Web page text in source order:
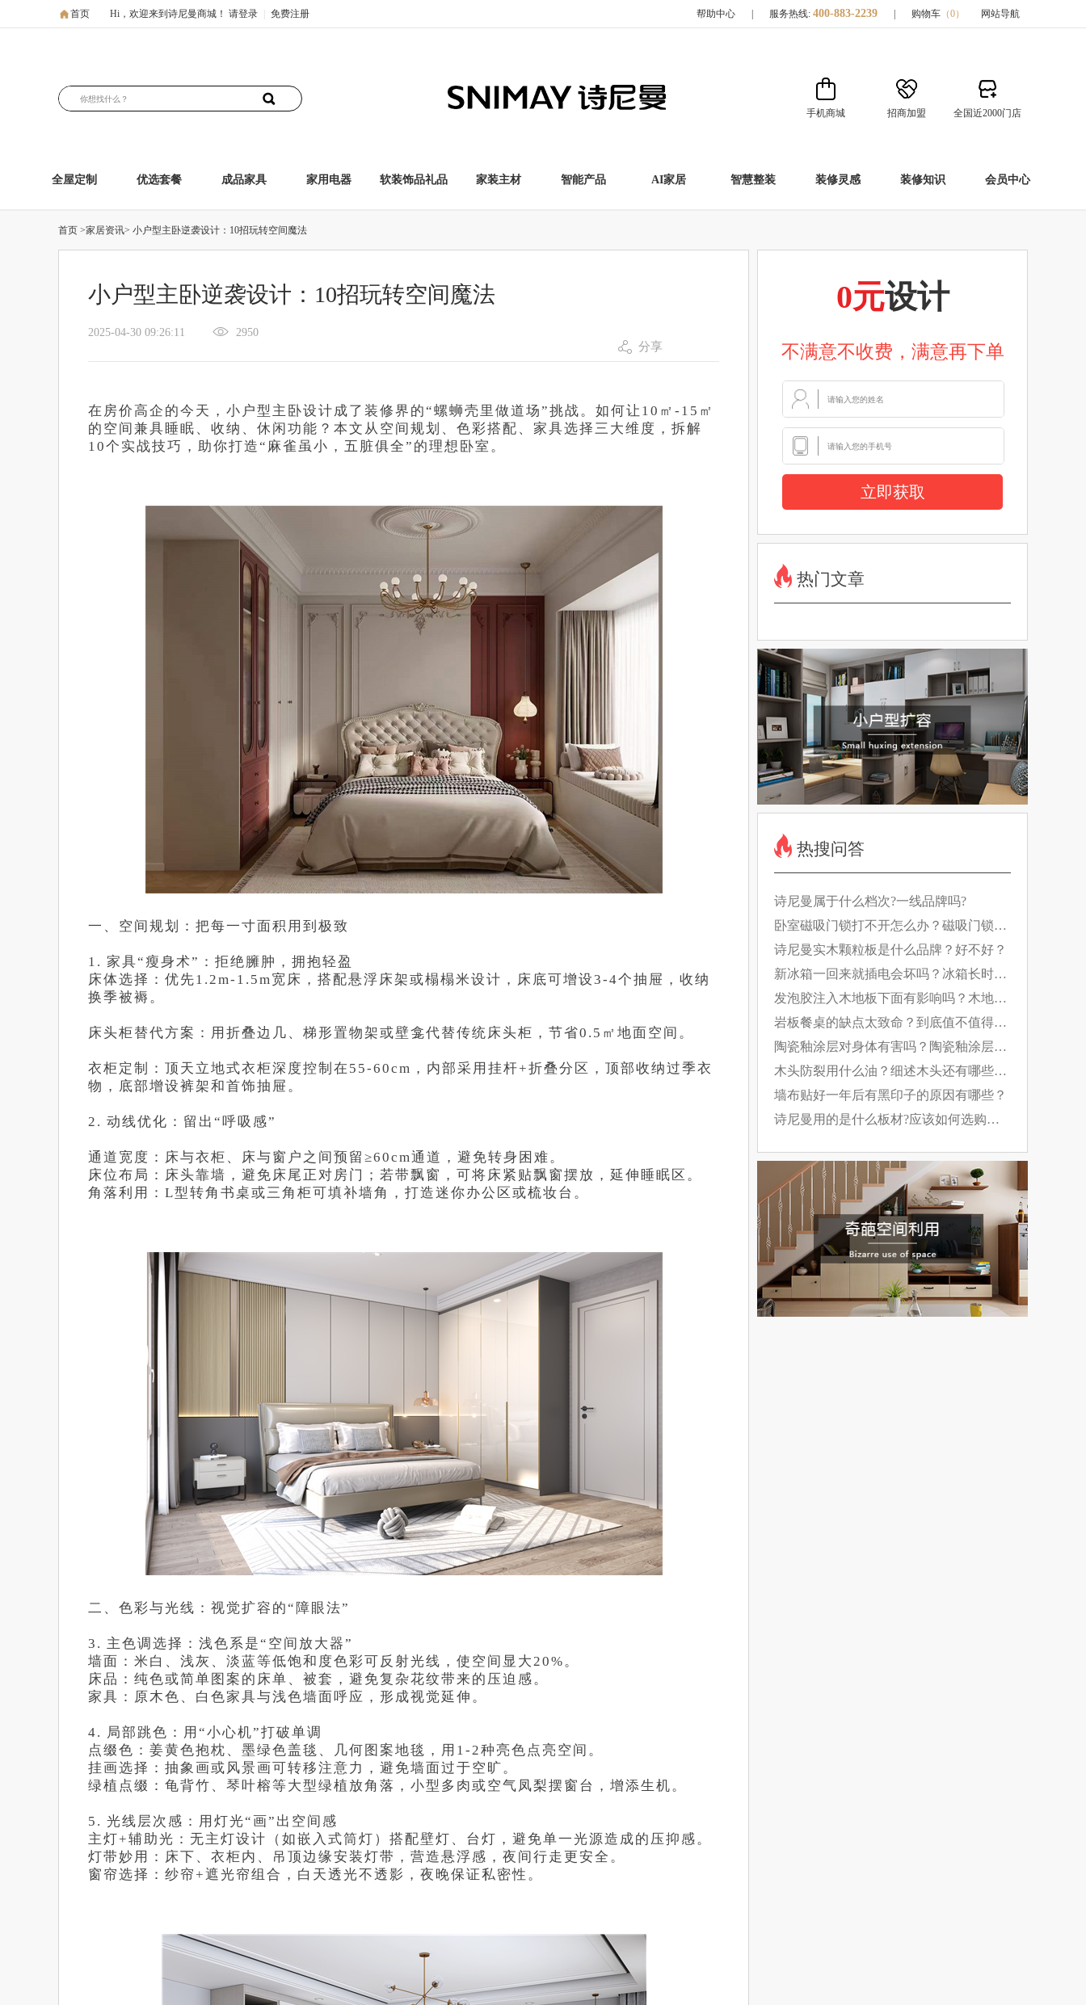
首页 Hi，欢迎来到诗尼曼商城！ 请登录 免费注册 帮助中心 服务热线: 400-883-2239 购物车 （0） 网站导航
手机商城 招商加盟 全国近2000门店
全屋定制 优选套餐 成品家具 家用电器 软装饰品礼品 家装主材 智能产品 AI家居 智慧整装 装修灵感 装修知识 会员中心
首页 >家居资讯> 小户型主卧逆袭设计：10招玩转空间魔法
小户型主卧逆袭设计：10招玩转空间魔法
2025-04-30 09:26:11 2950
分享
在房价高企的今天，小户型主卧设计成了装修界的“螺蛳壳里做道场”挑战。如何让10㎡-15㎡
的空间兼具睡眠、收纳、休闲功能？本文从空间规划、色彩搭配、家具选择三大维度，拆解
10个实战技巧，助你打造“麻雀虽小，五脏俱全”的理想卧室。
一、空间规划：把每一寸面积用到极致
1. 家具“瘦身术”：拒绝臃肿，拥抱轻盈
床体选择：优先1.2m-1.5m宽床，搭配悬浮床架或榻榻米设计，床底可增设3-4个抽屉，收纳
换季被褥。
床头柜替代方案：用折叠边几、梯形置物架或壁龛代替传统床头柜，节省0.5㎡地面空间。
衣柜定制：顶天立地式衣柜深度控制在55-60cm，内部采用挂杆+折叠分区，顶部收纳过季衣
物，底部增设裤架和首饰抽屉。
2. 动线优化：留出“呼吸感”
通道宽度：床与衣柜、床与窗户之间预留≥60cm通道，避免转身困难。
床位布局：床头靠墙，避免床尾正对房门；若带飘窗，可将床紧贴飘窗摆放，延伸睡眠区。
角落利用：L型转角书桌或三角柜可填补墙角，打造迷你办公区或梳妆台。
二、色彩与光线：视觉扩容的“障眼法”
3. 主色调选择：浅色系是“空间放大器”
墙面：米白、浅灰、淡蓝等低饱和度色彩可反射光线，使空间显大20%。
床品：纯色或简单图案的床单、被套，避免复杂花纹带来的压迫感。
家具：原木色、白色家具与浅色墙面呼应，形成视觉延伸。
4. 局部跳色：用“小心机”打破单调
点缀色：姜黄色抱枕、墨绿色盖毯、几何图案地毯，用1-2种亮色点亮空间。
挂画选择：抽象画或风景画可转移注意力，避免墙面过于空旷。
绿植点缀：龟背竹、琴叶榕等大型绿植放角落，小型多肉或空气凤梨摆窗台，增添生机。
5. 光线层次感：用灯光“画”出空间感
主灯+辅助光：无主灯设计（如嵌入式筒灯）搭配壁灯、台灯，避免单一光源造成的压抑感。
灯带妙用：床下、衣柜内、吊顶边缘安装灯带，营造悬浮感，夜间行走更安全。
窗帘选择：纱帘+遮光帘组合，白天透光不透影，夜晚保证私密性。
0元设计
不满意不收费，满意再下单
立即获取
热门文章
热搜问答
诗尼曼属于什么档次?一线品牌吗?
卧室磁吸门锁打不开怎么办？磁吸门锁如
何工作的？
诗尼曼实木颗粒板是什么品牌？好不好？
新冰箱一回来就插电会坏吗？冰箱长时间
断电有什么影响？
发泡胶注入木地板下面有影响吗？木地板
日常养护要做好！
岩板餐桌的缺点太致命？到底值不值得
买？
陶瓷釉涂层对身体有害吗？陶瓷釉涂层的
特点是什么？
木头防裂用什么油？细述木头还有哪些防
裂方法
墙布贴好一年后有黑印子的原因有哪些？
诗尼曼用的是什么板材?应该如何选购板